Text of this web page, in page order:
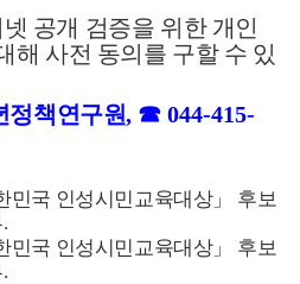
공개 검증을 위한 개인
해 사전 동의를 구할 수 있
정책연구원, ☎044-415-
민국 인성시민교육대상」 후보
.
민국 인성시민교육대상」 후보
.